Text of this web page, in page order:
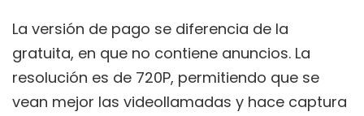
La versión de pago se diferencia de la
gratuita, en que no contiene anuncios. La
resolución es de 720P, permitiendo que se
vean mejor las videollamadas y hace captura